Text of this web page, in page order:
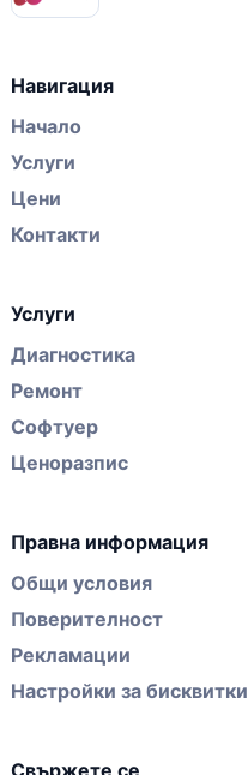
Навигация
Начало
Услуги
Цени
Контакти
Услуги
Диагностика
Ремонт
Софтуер
Ценоразпис
Правна информация
Общи условия
Поверителност
Рекламации
Настройки за бисквитки
Свържете се